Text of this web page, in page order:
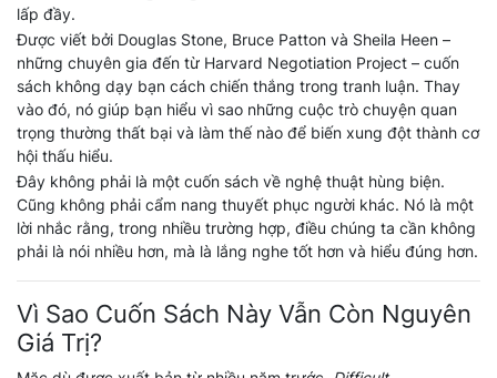
lấp đầy.
Được viết bởi Douglas Stone, Bruce Patton và Sheila Heen –
những chuyên gia đến từ Harvard Negotiation Project – cuốn
sách không dạy bạn cách chiến thắng trong tranh luận. Thay
vào đó, nó giúp bạn hiểu vì sao những cuộc trò chuyện quan
trọng thường thất bại và làm thế nào để biến xung đột thành cơ
hội thấu hiểu.
Đây không phải là một cuốn sách về nghệ thuật hùng biện.
Cũng không phải cẩm nang thuyết phục người khác. Nó là một
lời nhắc rằng, trong nhiều trường hợp, điều chúng ta cần không
phải là nói nhiều hơn, mà là lắng nghe tốt hơn và hiểu đúng hơn.
Vì Sao Cuốn Sách Này Vẫn Còn Nguyên
Giá Trị?